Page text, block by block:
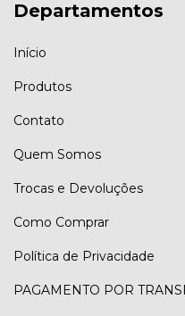
Departamentos
Início
Produtos
Contato
Quem Somos
Trocas e Devoluções
Como Comprar
Política de Privacidade
PAGAMENTO POR